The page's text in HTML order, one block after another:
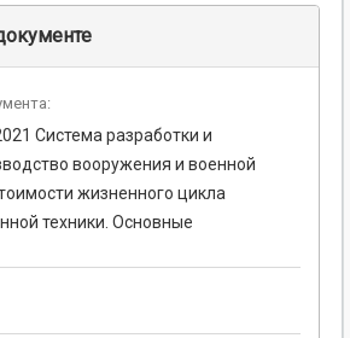
Система разработки и
вооружения и военной
жизненного цикла
техники. Основные